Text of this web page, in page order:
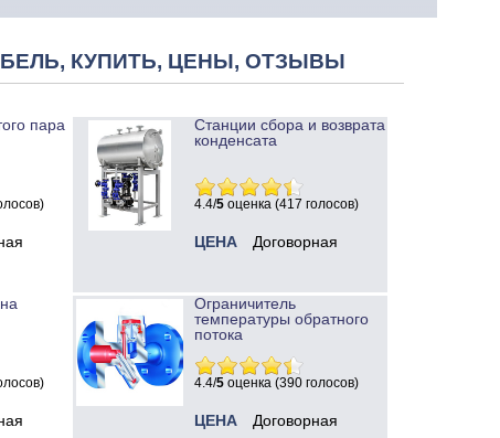
КУПИТЬ, ЦЕНЫ, ОТЗЫВЫ
пара
Станции сбора и возврата
конденсата
4.4/5 оценка (417 голосов)
ЦЕНА Договорная
Ограничитель
температуры обратного
потока
4.4/5 оценка (390 голосов)
ЦЕНА Договорная